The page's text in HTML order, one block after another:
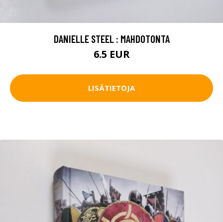
DANIELLE STEEL : MAHDOTONTA
6.5 EUR
LISÄTIETOJA